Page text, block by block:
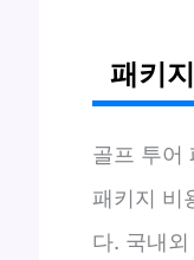
패키
골프 투어
패키지 비
다. 국내